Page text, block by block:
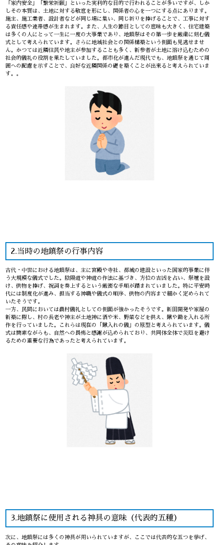
「家内安全」「繁栄祈願」といった実利的な目的で行われることが多いですが、しか
しその本質は、土地に対する敬意を形にし、関係者の心を一つにする点にあります。
施主、施工業者、設計者などが同じ場に集い、同じ祈りを捧げることで、工事に対す
る責任感や連帯感が生まれます。また、人生の節目としての意味も大きく、住宅建築
は多くの人にとって一生に一度の大事業であり、地鎮祭はその第一歩を厳粛に刻む儀
式として考えられています。さらに地域社会との関係構築という側面も見逃せませ
ん。かつては近隣住民や地主が参加することも多く、新参者が土地に溶け込むための
社会的儀礼の役割を果たしていました。都市化が進んだ現代でも、地鎮祭を通じて周
囲への配慮を示すことで、良好な近隣関係の礎を築くことが出来ると考えられていま
す。。
2.当時の地鎮祭の行事内容
古代・中世における地鎮祭は、主に宮殿や寺社、都城の建設といった国家的事業に伴
う大規模な儀式でした。陰陽道や神道の作法に基づき、方位の吉凶を占い、祭壇を設
け、供物を捧げ、祝詞を奏上するという厳密な手順が踏まれていました。特に平安時
代には制度化が進み、担当する神職や儀式の順序、供物の内容まで細かく定められて
いたそうです。
一方、民間においては農村儀礼としての側面が強かったそうです。新田開発や家屋の
新築に際し、村の長老や神主が土地神に酒や米、野菜などを供え、鍬や鋤を入れる所
作を行っていました。これらは現在の「鍬入れの儀」の原型と考えられています。儀
式は簡素ながらも、自然への畏怖と感謝が込められており、共同体全体で災厄を避け
るための重要な行為であったと考えられています。
3.地鎮祭に使用される神具の意味（代表的五種）
次に、地鎮祭には多くの神具が用いられていますが、ここでは代表的な五つを挙げ、